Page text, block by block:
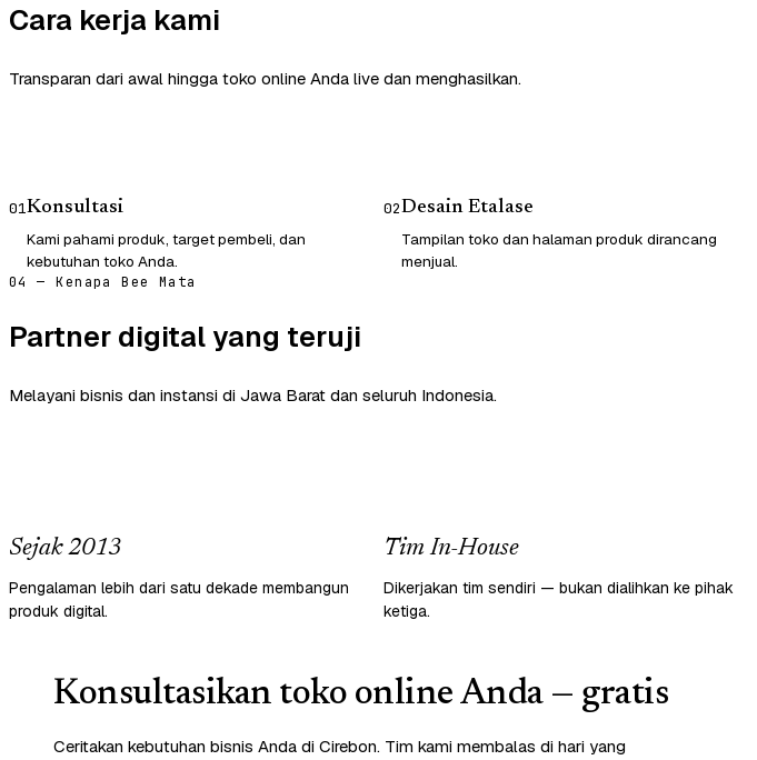
Cara kerja kami
Transparan dari awal hingga toko online Anda live dan menghasilkan.
01Konsultasi
Kami pahami produk, target pembeli, dan
kebutuhan toko Anda.
02Desain Etalase
Tampilan toko dan halaman produk dirancang
menjual.
04 — Kenapa Bee Mata
Partner digital yang teruji
Melayani bisnis dan instansi di Jawa Barat dan seluruh Indonesia.
Sejak 2013
Pengalaman lebih dari satu dekade membangun
produk digital.
Tim In-House
Dikerjakan tim sendiri — bukan dialihkan ke pihak
ketiga.
Konsultasikan toko online Anda — gratis
Ceritakan kebutuhan bisnis Anda di Cirebon. Tim kami membalas di hari yang